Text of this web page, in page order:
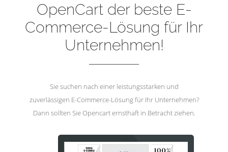
OpenCart der beste E-
Commerce-Lösung für Ihr
Unternehmen!
Sie suchen nach einer leistungsstarken und
zuverlässigen E-Commerce-Lösung für Ihr Unternehmen?
Dann sollten Sie Opencart ernsthaft in Betracht ziehen.